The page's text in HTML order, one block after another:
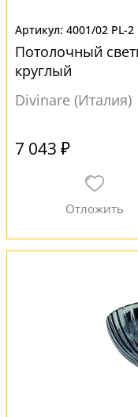
4001/02 PL-2
Потолочный
круглый
Divinare (Италия)
7 043 ₽